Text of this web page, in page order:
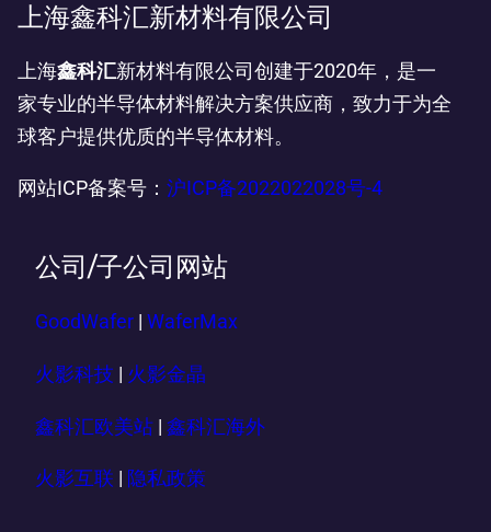
上海鑫科汇新材料有限公司
上海鑫科汇新材料有限公司创建于2020年，是一
家专业的半导体材料解决方案供应商，致力于为全
球客户提供优质的半导体材料。
网站ICP备案号： 沪ICP备2022022028号-4
公司/子公司网站
GoodWafer WaferMax
火影科技 火影金晶
鑫科汇欧美站 | 鑫科汇海外
火影互联 隐私政策